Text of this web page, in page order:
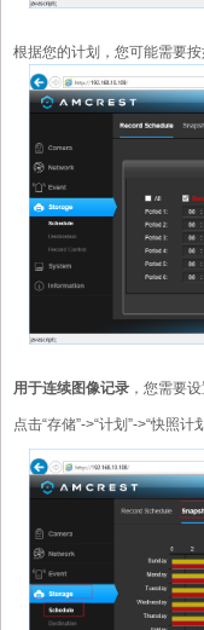
根据您的计划，您可能需要
用于连续图像记录 ，您需要
点击“存储”->“计划”->“快照计